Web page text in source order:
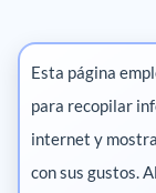
Esta página
para recopilar
internet y
con sus gustos.